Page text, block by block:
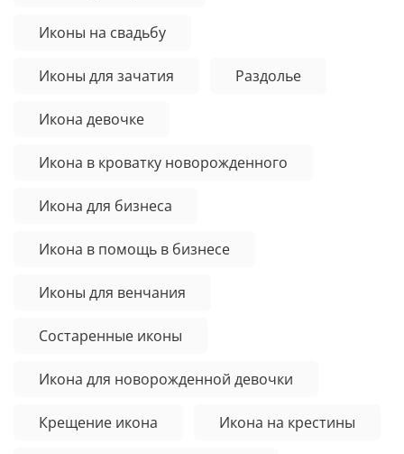
Иконы на свадьбу
Иконы для зачатия Раздолье
Икона девочке
Икона в кроватку новорожденного
Икона для бизнеса
Икона в помощь в бизнесе
Иконы для венчания
Состаренные иконы
Икона для новорожденной девочки
Крещение икона Икона на крестины